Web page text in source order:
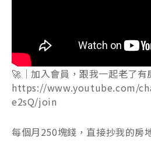
🚀｜加入會員，跟我一起老了有
https://www.youtube.com/
e2sQ/join
每個月250塊錢，直接抄我的房